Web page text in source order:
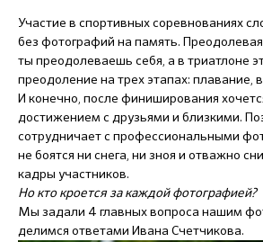
Участие в спортивных соревнованиях
без фотографий на память.
ты преодолеваешь себя, а в триатлоне
преодоление на трех этапах: плавание,
И конечно, после финиширования
достижением с друзьями и близкими.
сотрудничает с профессиональными
не боятся ни снега, ни зноя и отважно
кадры участников.
Но кто кроется за каждой фотографией?
Мы задали 4 главных вопроса нашим
делимся ответами Ивана Счетчикова.